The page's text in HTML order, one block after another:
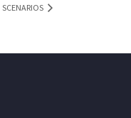
SCENARIOS